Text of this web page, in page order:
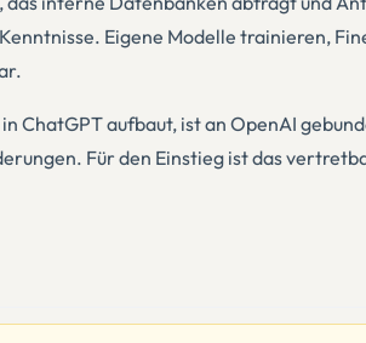
Eigene Modelle trainieren,
ChatGPT aufbaut, ist an OpenAI
Für den Einstieg ist das